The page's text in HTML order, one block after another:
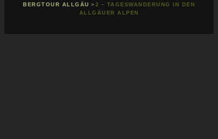
BERGTOUR ALLGÄU > 2 – TAGESWANDERUNG IN DEN
ALLGÄUER ALPEN